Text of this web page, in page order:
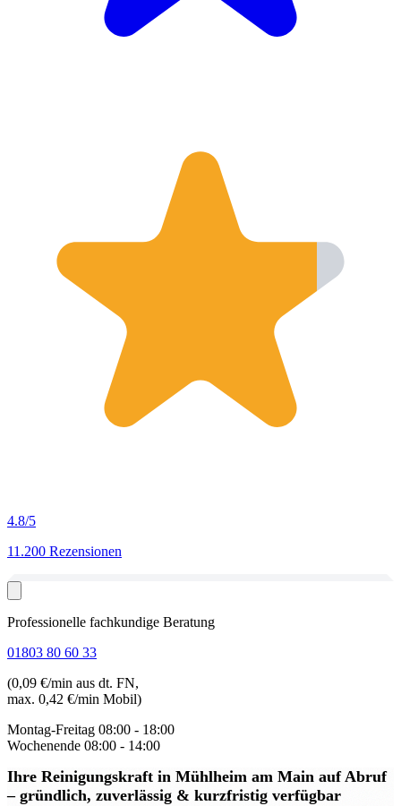
4.8/5
11.200 Rezensionen
Professionelle fachkundige Beratung
01803 80 60 33
(0,09 €/min aus dt. FN,
max. 0,42 €/min Mobil)
Montag-Freitag 08:00 - 18:00
Wochenende 08:00 - 14:00
Ihre Reinigungskraft in Mühlheim am Main auf Abruf
– gründlich, zuverlässig & kurzfristig verfügbar